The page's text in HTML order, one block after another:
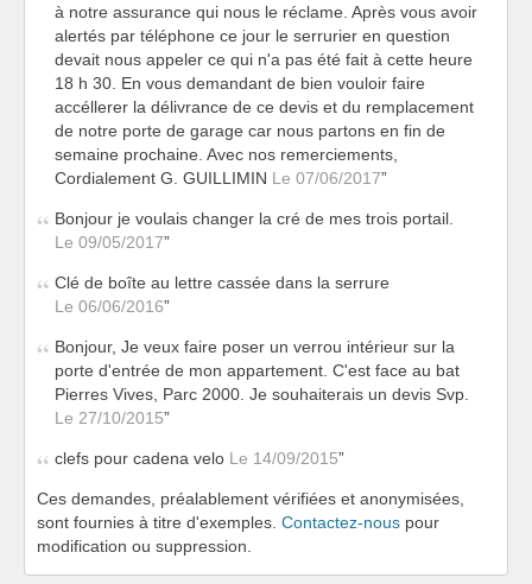
à notre assurance qui nous le réclame. Après vous avoir
alertés par téléphone ce jour le serrurier en question
devait nous appeler ce qui n'a pas été fait à cette heure
18 h 30. En vous demandant de bien vouloir faire
accéllerer la délivrance de ce devis et du remplacement
de notre porte de garage car nous partons en fin de
semaine prochaine. Avec nos remerciements,
Cordialement G. GUILLIMIN Le 07/06/2017
Bonjour je voulais changer la cré de mes trois portail.
Le 09/05/2017
Clé de boîte au lettre cassée dans la serrure
Le 06/06/2016
Bonjour, Je veux faire poser un verrou intérieur sur la
porte d'entrée de mon appartement. C'est face au bat
Pierres Vives, Parc 2000. Je souhaiterais un devis Svp.
Le 27/10/2015
clefs pour cadena velo Le 14/09/2015
Ces demandes, préalablement vérifiées et anonymisées,
sont fournies à titre d'exemples. Contactez-nous pour
modification ou suppression.